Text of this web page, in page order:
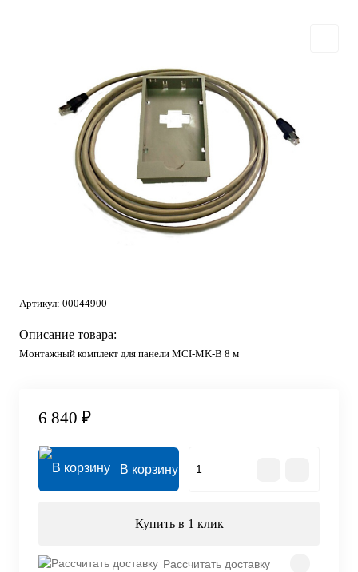
Артикул: 00044900
Описание товара:
Монтажный комплект для панели MCI-MK-B 8 м
6 840 ₽
В корзину
Купить в 1 клик
Рассчитать доставку